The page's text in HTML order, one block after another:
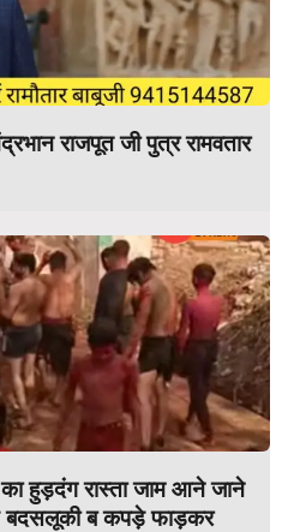
राजपूत जी पुत्र रामवतार
का हुड़दंग रास्ता जाम आने जाने
बदसलूकी ब कपड़े फाड़कर